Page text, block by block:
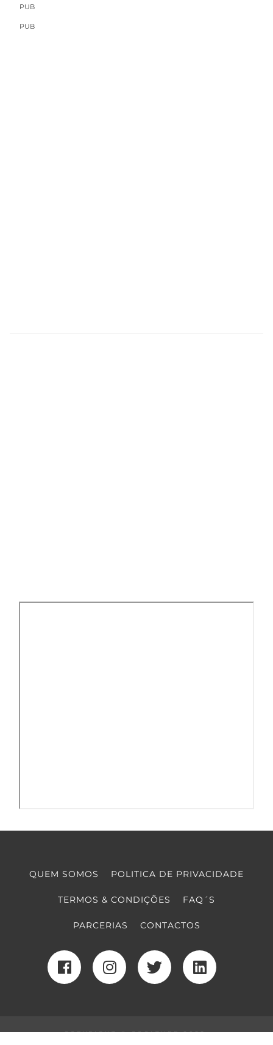
PUB
PUB
QUEM SOMOS POLITICA DE PRIVACIDADE
TERMOS & CONDIÇÕES FAQ´S
PARCERIAS CONTACTOS
COPYRIGHT © COOLTURE 2022